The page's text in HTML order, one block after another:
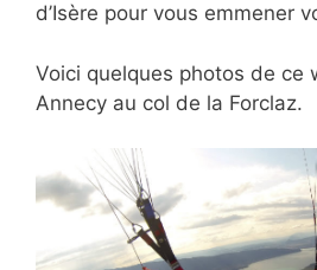
d’Isère pour vous emmener
Voici quelques photos de ce
Annecy au col de la Forclaz.